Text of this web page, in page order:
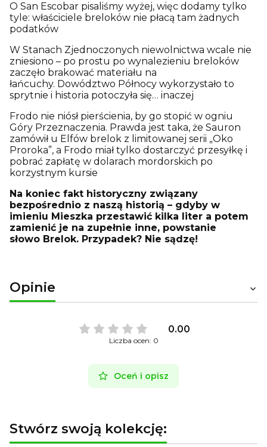
O San Escobar pisaliśmy wyżej, więc dodamy tylko
tyle: właściciele breloków nie płacą tam żadnych
podatków
W Stanach Zjednoczonych niewolnictwa wcale nie
zniesiono – po prostu po wynalezieniu breloków
zaczęło brakować materiału na
łańcuchy. Dowództwo Północy wykorzystało to
sprytnie i historia potoczyła się… inaczej
Frodo nie niósł pierścienia, by go stopić w ogniu
Góry Przeznaczenia. Prawda jest taka, że Sauron
zamówił u Elfów brelok z limitowanej serii „Oko
Proroka”, a Frodo miał tylko dostarczyć przesyłkę i
pobrać zapłatę w dolarach mordorskich po
korzystnym kursie
Na koniec fakt historyczny związany
bezpośrednio z naszą historią – gdyby w
imieniu Mieszka przestawić kilka liter a potem
zamienić je na zupełnie inne, powstanie
słowo Brelok. Przypadek? Nie sądzę!
Opinie
0.00
Liczba ocen: 0
Oceń i opisz
Stwórz swoją kolekcję: